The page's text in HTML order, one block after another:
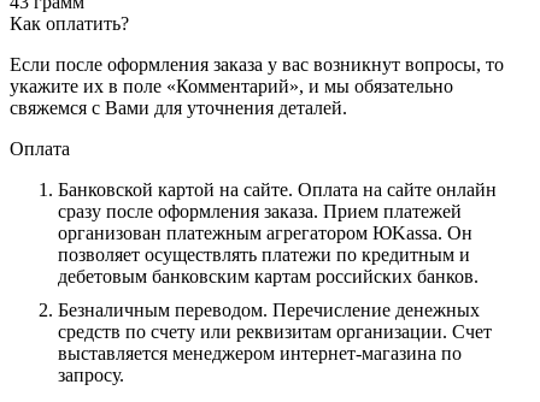
Как оплатить?
Если после оформления заказа у вас возникнут вопросы, то
укажите их в поле «Комментарий», и мы обязательно
свяжемся с Вами для уточнения деталей.
Оплата
Банковской картой на сайте. Оплата на сайте онлайн
сразу после оформления заказа. Прием платежей
организован платежным агрегатором ЮKassa. Он
позволяет осуществлять платежи по кредитным и
дебетовым банковским картам российских банков.
Безналичным переводом. Перечисление денежных
средств по счету или реквизитам организации. Счет
выставляется менеджером интернет-магазина по
запросу.